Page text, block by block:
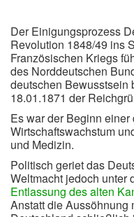
Der Einigungsprozess
Revolution 1848/49 ins
Französischen Kriegs
des Norddeutschen
deutschen Bewusstsein
18.01.1871 der
Es war der Beginn
Wirtschaftswachstum
und Medizin.
Politisch geriet das
Weltmacht jedoch unter
Entlassung des alten
Anstatt die Aussöhnung